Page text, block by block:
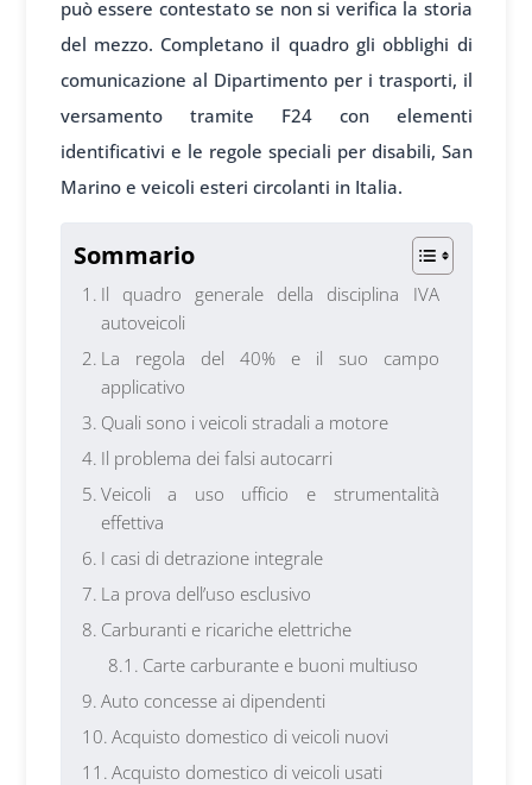
può essere contestato se non si verifica la storia
del mezzo. Completano il quadro gli obblighi di
comunicazione al Dipartimento per i trasporti, il
versamento tramite F24 con elementi
identificativi e le regole speciali per disabili, San
Marino e veicoli esteri circolanti in Italia.
Sommario
Il quadro generale della disciplina IVA
autoveicoli
La regola del 40% e il suo campo
applicativo
Quali sono i veicoli stradali a motore
Il problema dei falsi autocarri
Veicoli a uso ufficio e strumentalità
effettiva
I casi di detrazione integrale
La prova dell’uso esclusivo
Carburanti e ricariche elettriche
Carte carburante e buoni multiuso
Auto concesse ai dipendenti
Acquisto domestico di veicoli nuovi
Acquisto domestico di veicoli usati